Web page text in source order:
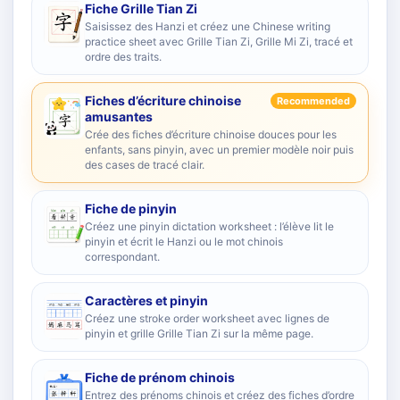
Fiche Grille Tian Zi
Saisissez des Hanzi et créez une Chinese writing
practice sheet avec Grille Tian Zi, Grille Mi Zi, tracé et
ordre des traits.
Fiches d’écriture chinoise
amusantes
Recommended
Crée des fiches d’écriture chinoise douces pour les
enfants, sans pinyin, avec un premier modèle noir puis
des cases de tracé clair.
Fiche de pinyin
Créez une pinyin dictation worksheet : l’élève lit le
pinyin et écrit le Hanzi ou le mot chinois
correspondant.
Caractères et pinyin
Créez une stroke order worksheet avec lignes de
pinyin et grille Grille Tian Zi sur la même page.
Fiche de prénom chinois
Entrez des prénoms chinois et créez des fiches d’ordre